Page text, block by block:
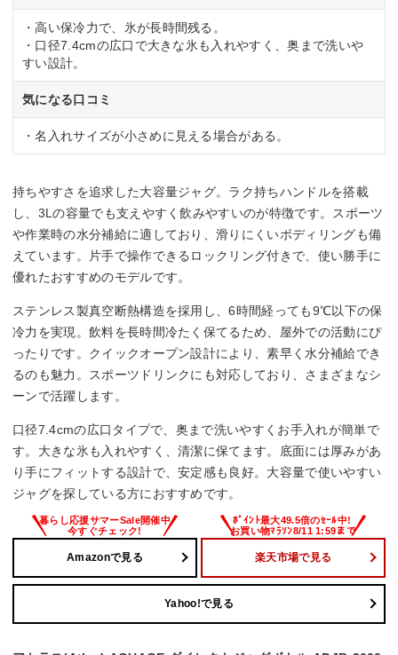
・高い保冷力で、氷が長時間残る。
・口径7.4cmの広口で大きな氷も入れやすく、奥まで洗いや
すい設計。
気になる口コミ
・名入れサイズが小さめに見える場合がある。
持ちやすさを追求した大容量ジャグ。ラク持ちハンドルを搭載
し、3Lの容量でも支えやすく飲みやすいのが特徴です。スポーツ
や作業時の水分補給に適しており、滑りにくいボディリングも備
えています。片手で操作できるロックリング付きで、使い勝手に
優れたおすすめのモデルです。
ステンレス製真空断熱構造を採用し、6時間経っても9℃以下の保
冷力を実現。飲料を長時間冷たく保てるため、屋外での活動にぴ
ったりです。クイックオープン設計により、素早く水分補給でき
るのも魅力。スポーツドリンクにも対応しており、さまざまなシ
ーンで活躍します。
口径7.4cmの広口タイプで、奥まで洗いやすくお手入れが簡単で
す。大きな氷も入れやすく、清潔に保てます。底面には厚みがあ
り手にフィットする設計で、安定感も良好。大容量で使いやすい
ジャグを探している方におすすめです。
Amazonで見る 楽天市場で見る
Yahoo!で見る